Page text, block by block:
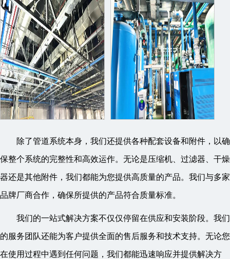
除了管道系统本身，我们还提供各种配套设备和附件，以确
保整个系统的完整性和高效运作。无论是压缩机、过滤器、干燥
器还是其他附件，我们都能为您提供高质量的产品。我们与多家
品牌厂商合作，确保所提供的产品符合质量标准。
我们的一站式解决方案不仅仅停留在供应和安装阶段。我们
的服务团队还能为客户提供全面的售后服务和技术支持。无论您
在使用过程中遇到任何问题，我们都能迅速响应并提供解决方